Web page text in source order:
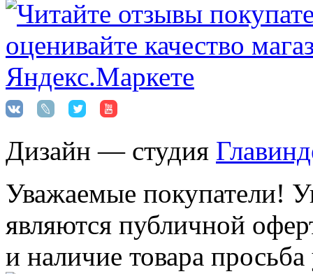
Дизайн — студия
Уважаемые покупатели!
являются публичной
и наличие товара